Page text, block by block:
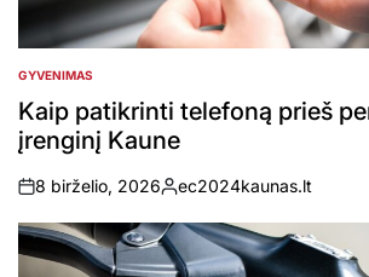
POSTED
IN
GYVENIMAS
Kaip patikrinti telefoną prieš
įrenginį Kaune
on
8 birželio, 2026
Posted
by
ec2024kaunas.lt